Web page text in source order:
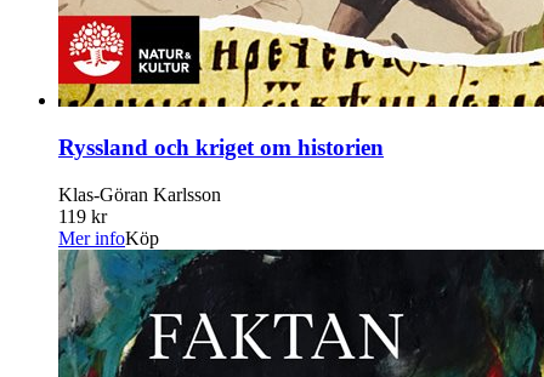
Ryssland och kriget om historien
Klas-Göran Karlsson
119 kr
Mer infoKöp